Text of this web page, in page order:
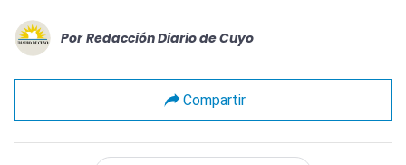
Por Redacción Diario de Cuyo
Compartir